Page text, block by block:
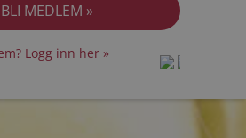
Logg inn her »